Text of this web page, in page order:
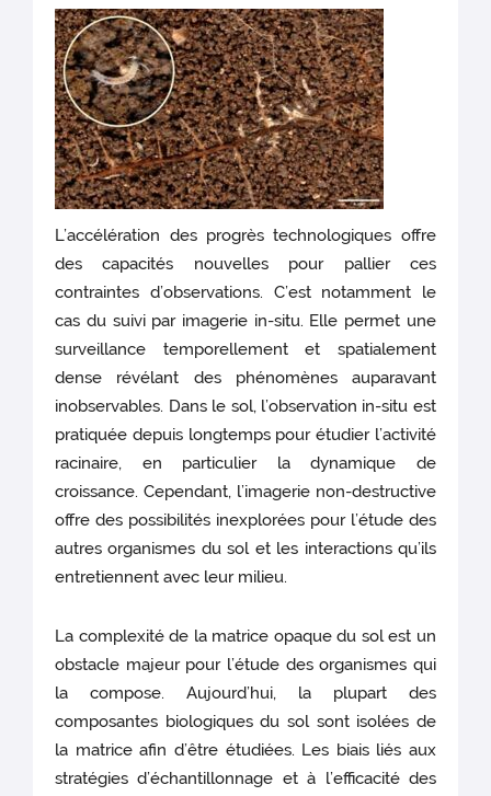
L’accélération des progrès technologiques offre
des capacités nouvelles pour pallier ces
contraintes d’observations. C’est notamment le
cas du suivi par imagerie in-situ. Elle permet une
surveillance temporellement et spatialement
dense révélant des phénomènes auparavant
inobservables. Dans le sol, l’observation in-situ est
pratiquée depuis longtemps pour étudier l’activité
racinaire, en particulier la dynamique de
croissance. Cependant, l’imagerie non-destructive
offre des possibilités inexplorées pour l’étude des
autres organismes du sol et les interactions qu’ils
entretiennent avec leur milieu.
La complexité de la matrice opaque du sol est un
obstacle majeur pour l’étude des organismes qui
la compose. Aujourd’hui, la plupart des
composantes biologiques du sol sont isolées de
la matrice afin d’être étudiées. Les biais liés aux
stratégies d’échantillonnage et à l’efficacité des